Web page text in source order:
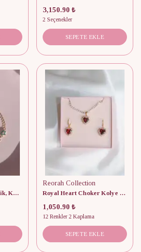
3,150.90 ₺
2 Seçenekler
SEPETE EKLE
Ribbon Garden Bileklik, Küpe Set
Reorah Collection
Royal Heart Choker Kolye ve Küpe Set
1,050.90 ₺
12 Renkler 2 Kaplama
SEPETE EKLE